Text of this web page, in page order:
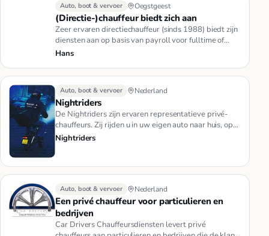
Auto, boot & vervoer Oegstgeest
(Directie-)chauffeur biedt zich aan
Zeer ervaren directiechauffeur (sinds 1988) biedt zijn
diensten aan op basis van payroll voor fulltime of
parttime. Uite…
Hans
Auto, boot & vervoer Nederland
Nightriders
De Nightriders zijn ervaren representatieve privé-
chauffeurs. Zij rijden u in uw eigen auto naar huis, op
momenten dat u…
Nightriders
Auto, boot & vervoer Nederland
Een privé chauffeur voor particulieren en
bedrijven
Car Drivers Chauffeursdiensten levert privé